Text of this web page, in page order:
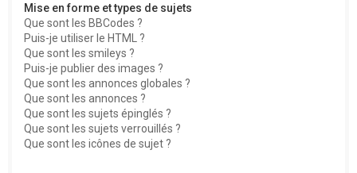
Mise en forme et types de sujets
Que sont les BBCodes ?
Puis-je utiliser le HTML ?
Que sont les smileys ?
Puis-je publier des images ?
Que sont les annonces globales ?
Que sont les annonces ?
Que sont les sujets épinglés ?
Que sont les sujets verrouillés ?
Que sont les icônes de sujet ?